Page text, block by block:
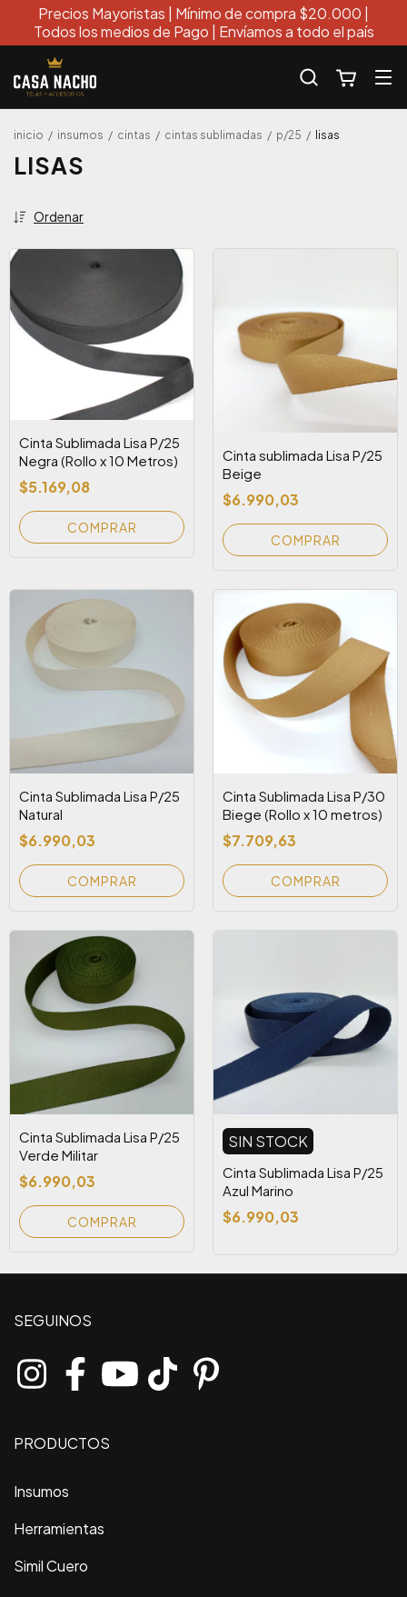
Precios Mayoristas | Mínimo de compra $20.000 |
Todos los medios de Pago | Envíamos a todo el país
inicio / insumos / cintas / cintas sublimadas / p/25 / lisas
LISAS
Ordenar
Cinta Sublimada Lisa P/25
Negra (Rollo x 10 Metros)
$5.169,08
Cinta sublimada Lisa P/25
Beige
$6.990,03
Cinta Sublimada Lisa P/25
Natural
$6.990,03
Cinta Sublimada Lisa P/30
Biege (Rollo x 10 metros)
$7.709,63
Cinta Sublimada Lisa P/25
Verde Militar
$6.990,03
SIN STOCK
Cinta Sublimada Lisa P/25
Azul Marino
$6.990,03
SEGUINOS
PRODUCTOS
Insumos
Herramientas
Simil Cuero